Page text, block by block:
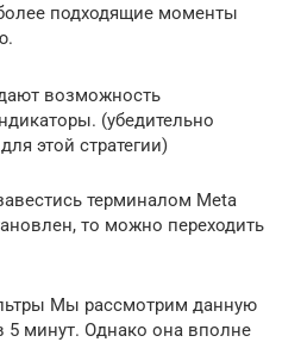
подходящие моменты
возможность
(убедительно
этой стратегии)
терминалом Meta
то можно переходить
Мы рассмотрим данную
5 минут. Однако она вполне